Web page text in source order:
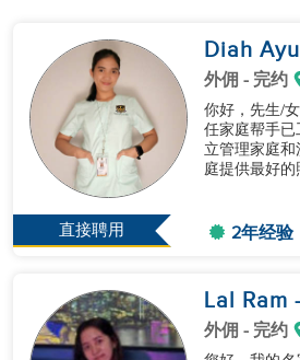
直接聘用
Diah Ayu
外佣 - 完约
你好，先生/
任家庭帮手
立管理家庭
庭提供最好的
2年经验
Lal Ram
外佣 - 完约